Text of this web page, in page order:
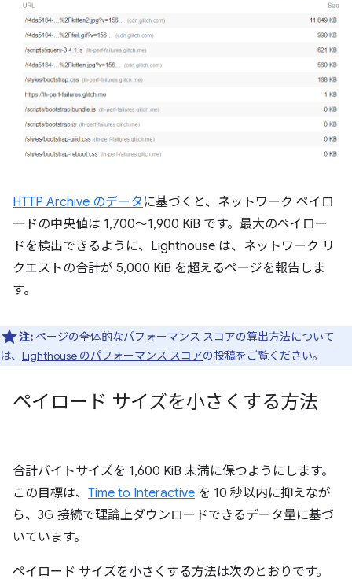
HTTP Archive のデータ に基づくと、ネットワーク ペイロ
ードの中央値は 1,700～1,900 KiB です。最大のペイロー
ドを検出できるように、Lighthouse は、ネットワーク リ
クエストの合計が 5,000 KiB を超えるページを報告しま
す。
注: ページの全体的なパフォーマンス スコアの算出方法について
は、 Lighthouse のパフォーマンス スコアの投稿をご覧ください。
ペイロード サイズを小さくする方法
合計バイトサイズを 1,600 KiB 未満に保つようにします。
この目標は、 Time to Interactive を 10 秒以内に抑えなが
ら、3G 接続で理論上ダウンロードできるデータ量に基づ
いています。
ペイロード サイズを小さくする方法は次のとおりです。